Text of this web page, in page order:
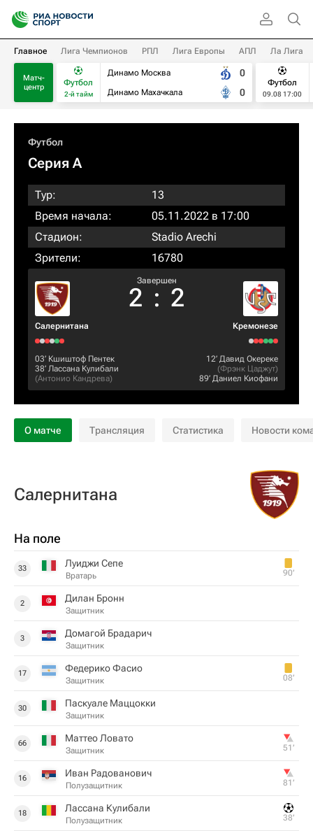
Главное Лига Чемпионов РПЛ Лига Европы АПЛ Ла Лига
Матч-
центр
Футбол
2-й тайм
Динамо Москва
Динамо Махачкала
0
0
Футбол
09.08 17:00
Футбол
Серия А
Тур:
13
Время начала:
05.11.2022 в 17:00
Стадион:
Stadio Arechi
Зрители:
16780
Салернитана
Завершен
2 : 2
Кремонезе
03‎’‎ Кшиштоф Пентек
38‎’‎ Лассана Кулибали
(Антонио Кандрева)
12‎’‎ Давид Окереке
(Фрэнк Цаджут)
89‎’‎ Даниел Киофани
О матче Трансляция Статистика Новости
Салернитана
На поле
33 Луиджи Сепе
Вратарь 90‎’‎
2 Дилан Бронн
Защитник
3 Домагой Брадарич
Защитник
17 Федерико Фасио
Защитник 08‎’‎
30 Паскуале Маццокки
Защитник
66 Маттео Ловато
Защитник 51‎’‎
16 Иван Радованович
Полузащитник 81‎’‎
18 Лассана Кулибали
Полузащитник 38‎’‎